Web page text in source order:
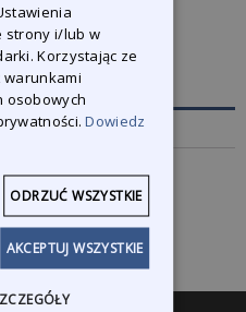
V 115x60x25mm
strony i/lub w
Korzystając ze
warunkami
osobowych
Dowiedz
AKCEPTUJ WSZYSTKIE
ODRZUĆ WSZYSTKIE